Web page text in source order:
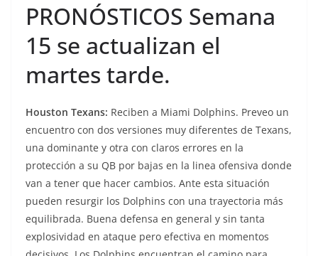
PRONÓSTICOS Semana
15 se actualizan el
martes tarde.
Houston Texans: Reciben a Miami Dolphins. Preveo un
encuentro con dos versiones muy diferentes de Texans,
una dominante y otra con claros errores en la
protección a su QB por bajas en la linea ofensiva donde
van a tener que hacer cambios. Ante esta situación
pueden resurgir los Dolphins con una trayectoria más
equilibrada. Buena defensa en general y sin tanta
explosividad en ataque pero efectiva en momentos